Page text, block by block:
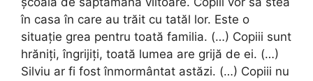
în casa în care au trăit cu tatăl lor. Este o
situație grea pentru toată familia. (…) Copiii sunt
hrăniți, îngrijiți, toată lumea are grijă de ei. (…)
Silviu ar fi fost înmormântat astăzi. (…) Copiii nu